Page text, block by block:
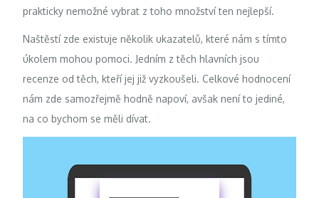
prakticky nemožné vybrat z toho množství ten nejlepší.
Naštěstí zde existuje několik ukazatelů, které nám s tímto
úkolem mohou pomoci. Jedním z těch hlavních jsou
recenze od těch, kteří jej již vyzkoušeli. Celkové hodnocení
nám zde samozřejmě hodně napoví, avšak není to jediné,
na co bychom se měli dívat.